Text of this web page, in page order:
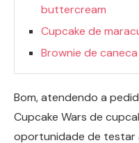
buttercream
Cupcake de
Brownie de caneca
Bom, atendendo a
Cupcake Wars de
oportunidade de testar